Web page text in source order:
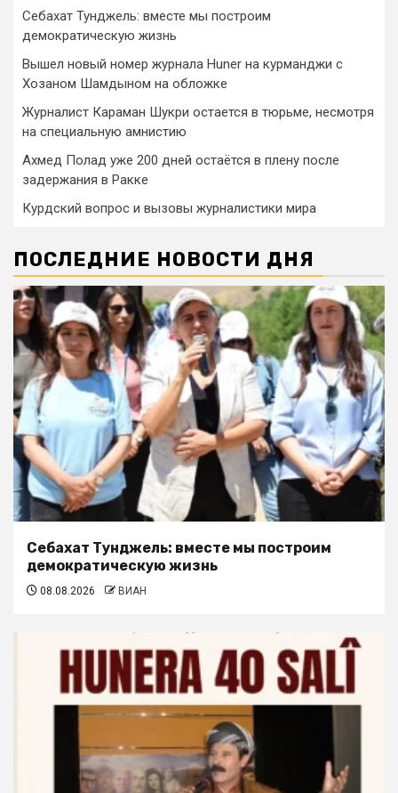
Себахат Тунджель: вместе мы построим
демократическую жизнь
Вышел новый номер журнала Huner на курманджи с
Хозаном Шамдыном на обложке
Журналист Караман Шукри остается в тюрьме, несмотря
на специальную амнистию
Ахмед Полад уже 200 дней остаётся в плену после
задержания в Ракке
Курдский вопрос и вызовы журналистики мира
ПОСЛЕДНИЕ НОВОСТИ ДНЯ
Себахат Тунджель: вместе мы построим
демократическую жизнь
08.08.2026 ВИАН